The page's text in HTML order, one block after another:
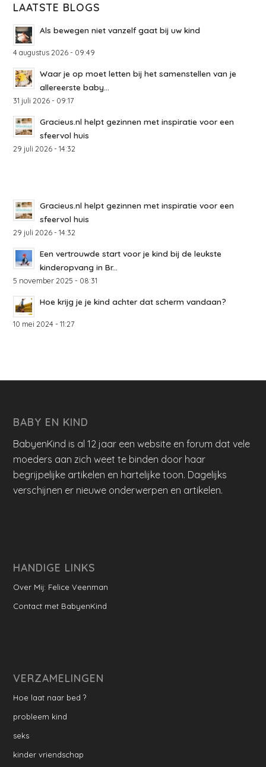
LAATSTE BLOGS
Als bewegen niet vanzelf gaat bij uw kind
4 augustus 2026 - 09:49
Waar je op moet letten bij het samenstellen van je
allereerste baby...
31 juli 2026 - 09:17
Gracieus.nl helpt gezinnen met inspiratie voor een
sfeervol huis
29 juli 2026 - 14:32
Gracieus.nl helpt gezinnen met inspiratie voor een
sfeervol huis
29 juli 2026 - 14:32
Een vertrouwde start voor je kind bij de leukste
kinderopvang in Br...
5 november 2025 - 08:31
Hoe krijg je je kind achter dat scherm vandaan?
10 mei 2024 - 11:27
BABY EN KIND
BabyenKind is al 12 jaar een website en forum dat vele
moeders aan zich weet te binden door haar
begrijpelijke artikelen en hartelijke toon. Dagelijks
verschijnen er nieuwe onderwerpen en artikelen.
HANDIGE LINKS
Over Mij: Felice Veenman
Contact met BabyenKind
VERZAMELINGEN
Hoe laat naar bed ?
probleem kind
seks
kinder vriendschap